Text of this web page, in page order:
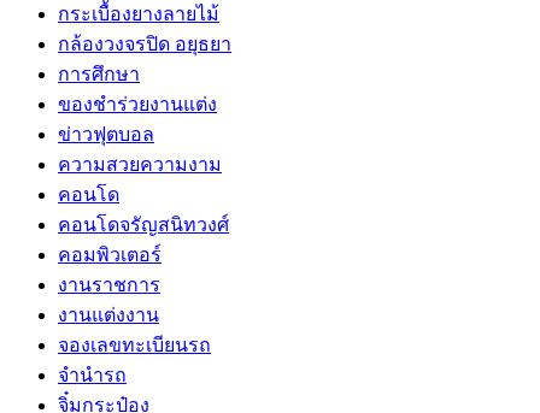
กระเบื้องยางลายไม้
กล้องวงจรปิด อยุธยา
การศึกษา
ของชำร่วยงานแต่ง
ข่าวฟุตบอล
ความสวยความงาม
คอนโด
คอนโดจรัญสนิทวงศ์
คอมพิวเตอร์
งานราชการ
งานแต่งงาน
จองเลขทะเบียนรถ
จำนำรถ
จิ๋มกระป๋อง